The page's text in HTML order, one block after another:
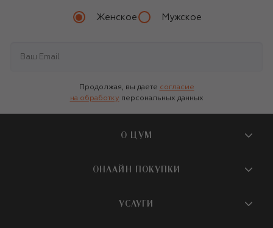
Женское Мужское
Продолжая, вы даете согласие
на обработку персональных данных
О ЦУМ
О магазине
Бутики и ПВЗ ЦУМ
ОНЛАЙН ПОКУПКИ
УСЛУГИ